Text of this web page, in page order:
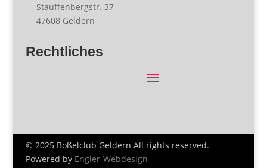
Stauffenbergstr. 37
47608 Geldern
Rechtliches
© 2025 Boßelclub Geldern All rights reserved.
Powered by Engler-Webdesign